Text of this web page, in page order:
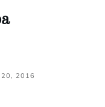
20, 2016